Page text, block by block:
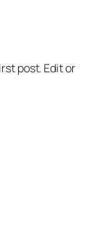
post. Edit or